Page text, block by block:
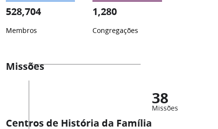
528,704
Membros
1,280
Congregações
Missões
38
Missões
Centros de História da Família